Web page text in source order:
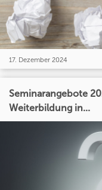
17. Dezember 2024
Seminarangebote
Weiterbildung in...